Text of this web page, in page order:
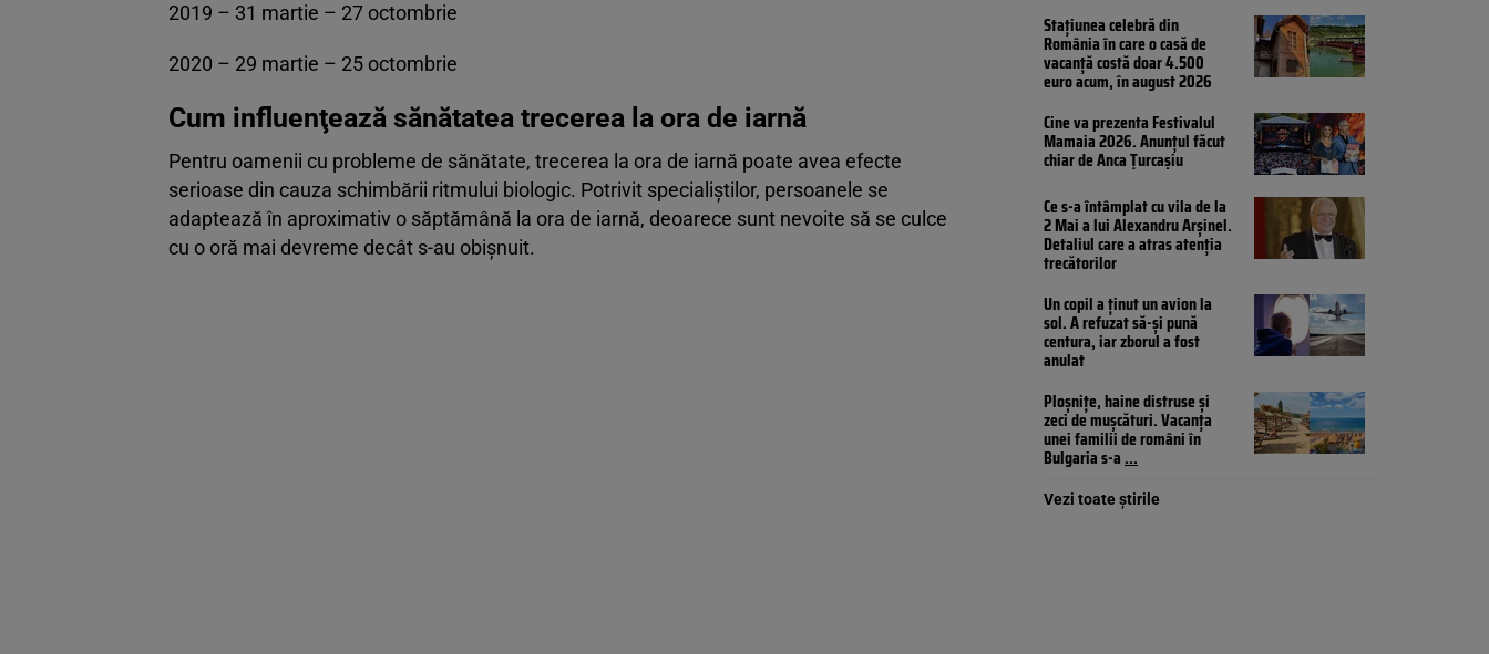
2019 – 31 martie – 27 octombrie
2020 – 29 martie – 25 octombrie
Cum influenţează sănătatea trecerea la ora de iarnă
Pentru oamenii cu probleme de sănătate, trecerea la ora de iarnă poate avea efecte
serioase din cauza schimbării ritmului biologic. Potrivit specialiştilor, persoanele se
adaptează în aproximativ o săptămână la ora de iarnă, deoarece sunt nevoite să se culce
cu o oră mai devreme decât s-au obişnuit.
Stațiunea celebră din
România în care o casă de
vacanță costă doar 4.500
euro acum, în august 2026
Cine va prezenta Festivalul
Mamaia 2026. Anunțul făcut
chiar de Anca Țurcașiu
Ce s-a întâmplat cu vila de la
2 Mai a lui Alexandru Arșinel.
Detaliul care a atras atenția
trecătorilor
Un copil a ținut un avion la
sol. A refuzat să-și pună
centura, iar zborul a fost
anulat
Ploșnițe, haine distruse și
zeci de mușcături. Vacanța
unei familii de români în
Bulgaria s-a...
Vezi toate știrile